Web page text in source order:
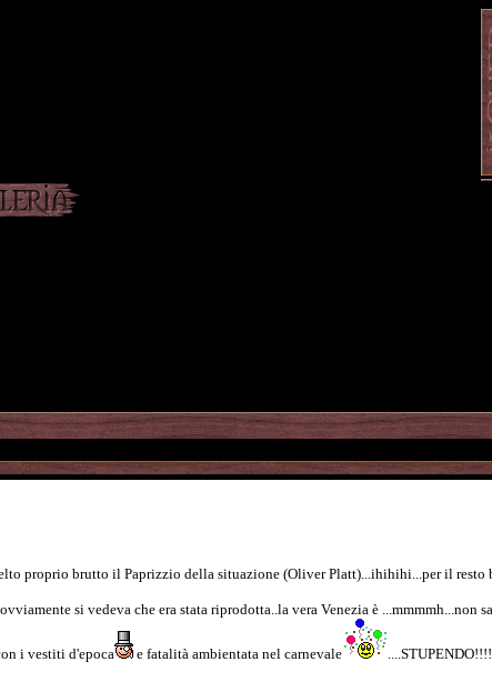
proprio brutto il Paprizzio della situazione (Oliver Platt)...ihihihi...per il
si vedeva che era stata riprodotta..la vera Venezia è ...mmmmh...non
i vestiti d'epoca e fatalità ambientata nel carnevale
....STUPENDO!!!!